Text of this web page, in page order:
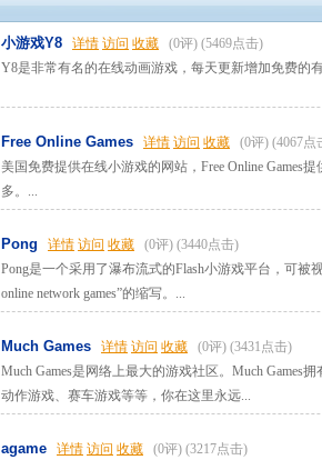
小游戏Y8 详情 访问 收藏 (0评) (5469点击)
Y8是非常有名的在线动画游戏，每天更新增加免费的
Free Online Games 详情 访问 收藏 (0评) (4067点
美国免费提供在线小游戏的网站，Free Online Games
多。...
Pong 详情 访问 收藏 (0评) (3440点击)
Pong是一个采用了瀑布流式的Flash小游戏平台，可被
online network games”的缩写。...
Much Games 详情 访问 收藏 (0评) (3431点击)
Much Games是网络上最大的游戏社区。Much Games
动作游戏、赛车游戏等等，你在这里永远...
agame 详情 访问 收藏 (0评) (3217点击)